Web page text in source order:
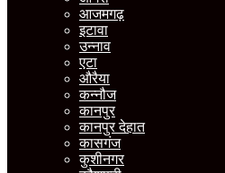
आजमगढ़
इटावा
उन्नाव
एटा
औरैया
कन्नौज
कानपुर
कानपुर देहात
कासगंज
कुशीनगर